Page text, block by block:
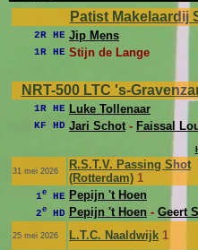
Patist Makelaardij
2R HE Jip Mens
1R HE Stijn de Lange
NRT-500 LTC 's-
1R HE Luke Tollenaar
KF HD Jari Schot- Faissal
31 mei 2026
R.S.T.V. Passing Shot
(Rotterdam) 1
1e HE Pepijn 't Hoen
2e HD Pepijn 't Hoen - Geert
25 mei 2026 L.T.C. Naaldwijk 1